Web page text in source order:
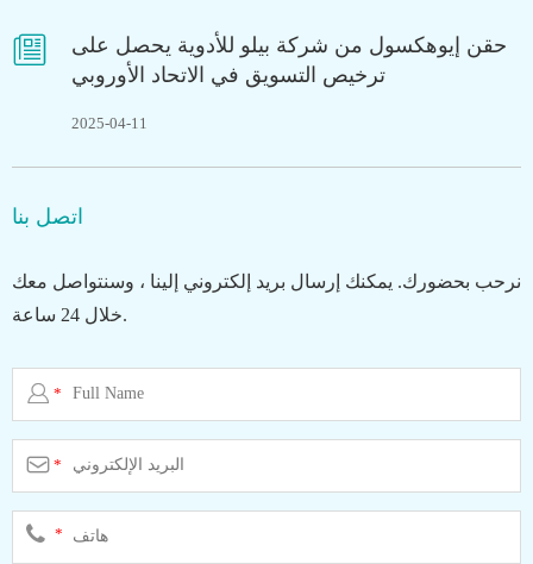

حقن إيوهكسول من شركة بيلو للأدوية يحصل على
ترخيص التسويق في الاتحاد الأوروبي
2025-04-11
اتصل بنا
نرحب بحضورك. يمكنك إرسال بريد إلكتروني إلينا ، وسنتواصل معك
خلال 24 ساعة.
*
*
*